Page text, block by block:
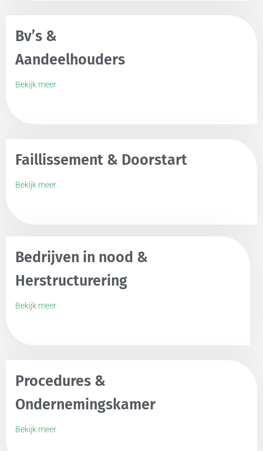
Bv’s &
Aandeelhouders
Bekijk meer
Faillissement & Doorstart
Bekijk meer
Bedrijven in nood &
Herstructurering
Bekijk meer
Procedures &
Ondernemingskamer
Bekijk meer